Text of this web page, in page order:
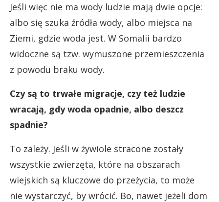
Jeśli więc nie ma wody ludzie mają dwie opcje:
albo się szuka źródła wody, albo miejsca na
Ziemi, gdzie woda jest. W Somalii bardzo
widoczne są tzw. wymuszone przemieszczenia
z powodu braku wody.
Czy są to trwałe migracje, czy też ludzie
wracają, gdy woda opadnie, albo deszcz
spadnie?
To zależy. Jeśli w żywiole stracone zostały
wszystkie zwierzęta, które na obszarach
wiejskich są kluczowe do przeżycia, to może
nie wystarczyć, by wrócić. Bo, nawet jeżeli dom